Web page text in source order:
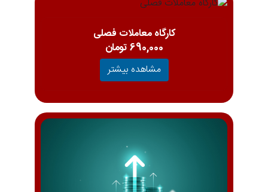
کارگاه معاملات فصلی
690,000 تومان
مشاهده بیشتر